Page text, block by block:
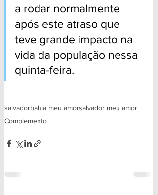
a rodar normalmente
após este atraso que
teve grande impacto na
vida da população nessa
quinta-feira.
salvadorbahia meu amorsalvador meu amor
Complemento